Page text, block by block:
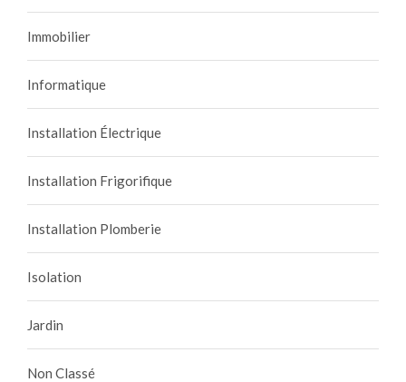
Immobilier
Informatique
Installation Électrique
Installation Frigorifique
Installation Plomberie
Isolation
Jardin
Non Classé